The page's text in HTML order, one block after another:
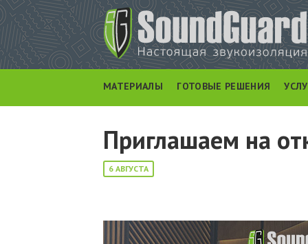
МАТЕРИАЛЫ ГОТОВЫЕ РЕШЕНИЯ
Приглашаем на
6 АВГУСТА